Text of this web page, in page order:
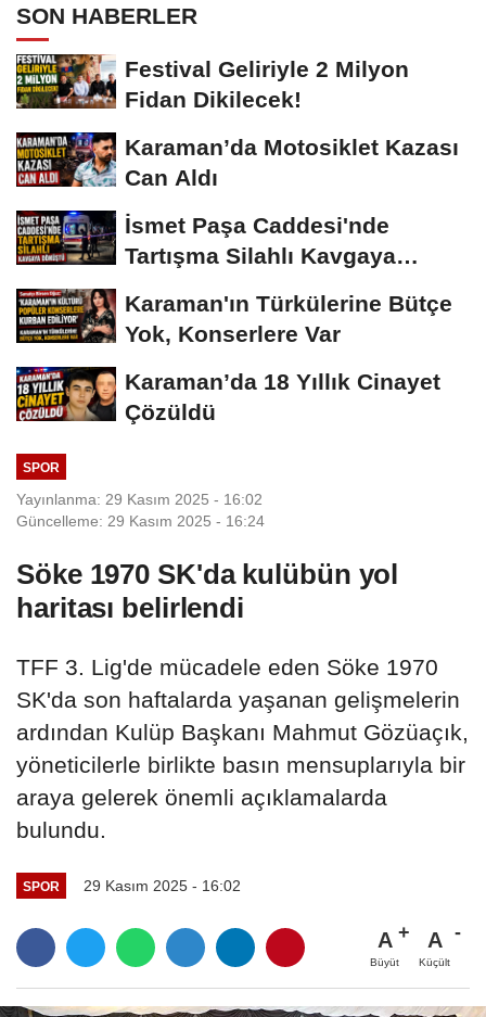
SON HABERLER
Festival Geliriyle 2 Milyon
Fidan Dikilecek!
Karaman’da Motosiklet Kazası
Can Aldı
İsmet Paşa Caddesi'nde
Tartışma Silahlı Kavgaya
Karaman'ın Türkülerine Bütçe
Yok, Konserlere Var
Karaman’da 18 Yıllık Cinayet
Çözüldü
SPOR
Yayınlanma: 29 Kasım 2025 - 16:02
Güncelleme: 29 Kasım 2025 - 16:24
Söke 1970 SK'da kulübün yol
haritası belirlendi
TFF 3. Lig'de mücadele eden Söke 1970
SK'da son haftalarda yaşanan gelişmelerin
ardından Kulüp Başkanı Mahmut Gözüaçık,
yöneticilerle birlikte basın mensuplarıyla bir
araya gelerek önemli açıklamalarda
bulundu.
SPOR 29 Kasım 2025 - 16:02
A
Büyüt
A
Küçült